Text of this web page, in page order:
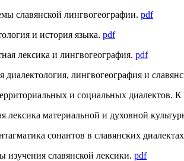
славянской лингвогеографии. pdf
и история языка. pdf
лексика и лингвогеография. pdf
лингвогеография и
и социальных диалектов.
материальной и духовной
сонантов в славянских диалектах
славянской лексики. pdf